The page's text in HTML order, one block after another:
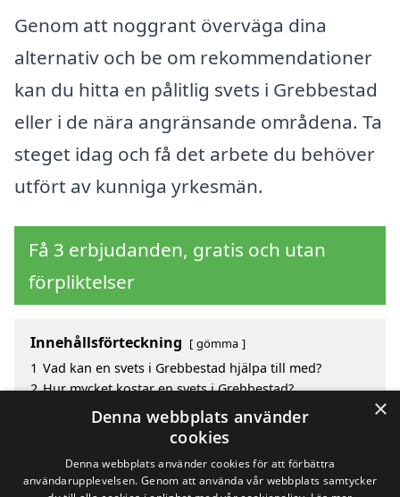
Genom att noggrant överväga dina
alternativ och be om rekommendationer
kan du hitta en pålitlig svets i Grebbestad
eller i de nära angränsande områdena. Ta
steget idag och få det arbete du behöver
utfört av kunniga yrkesmän.
Få 3 erbjudanden, gratis och utan
förpliktelser
Innehållsförteckning gömma
1 Vad kan en svets i Grebbestad hjälpa till med?
2 Hur mycket kostar en svets i Grebbestad?
Fördelar med att välja svets i Grebbestad
Sök efter en skicklig svets i de omgivande städerna
×
Denna webbplats använder
cookies
Denna webbplats använder cookies för att förbättra
användarupplevelsen. Genom att använda vår webbplats samtycker